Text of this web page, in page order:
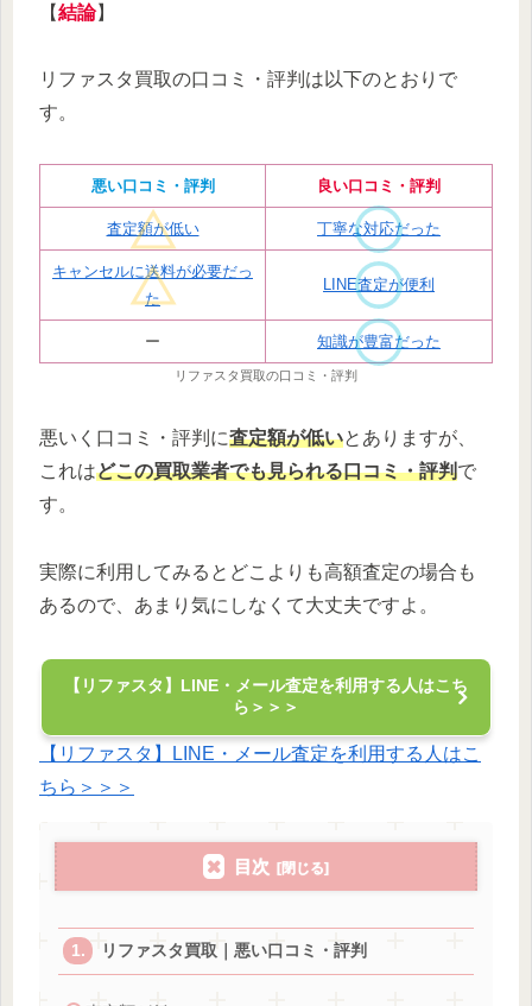
【結論】
リファスタ買取の口コミ・評判は以下のとおりで
す。
悪い口コミ・評判 良い口コミ・評判
査定額が低い 丁寧な対応だった
キャンセルに送料が必要だっ
た
LINE査定が便利
ー 知識が豊富だった
リファスタ買取の口コミ・評判
悪いく口コミ・評判に査定額が低いとありますが、
これはどこの買取業者でも見られる口コミ・評判で
す。
実際に利用してみるとどこよりも高額査定の場合も
あるので、あまり気にしなくて大丈夫ですよ。
【リファスタ】LINE・メール査定を利用する人はこち
ら＞＞＞
【リファスタ】LINE・メール査定を利用する人はこ
ちら＞＞＞
目次
リファスタ買取｜悪い口コミ・評判